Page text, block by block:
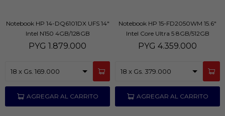
Notebook HP 14-DQ6101DX UFS 14"
Intel N150 4GB/128GB
PYG 1.879.000
Notebook HP 15-FD2050WM 15.6"
Intel Core Ultra 5 8GB/512GB
PYG 4.359.000